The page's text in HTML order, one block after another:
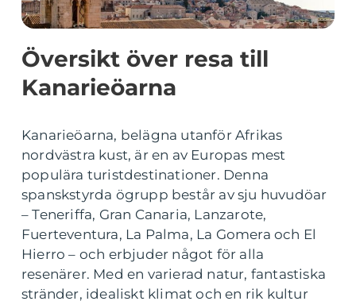
Översikt över resa till
Kanarieöarna
Kanarieöarna, belägna utanför Afrikas
nordvästra kust, är en av Europas mest
populära turistdestinationer. Denna
spanskstyrda ögrupp består av sju huvudöar
– Teneriffa, Gran Canaria, Lanzarote,
Fuerteventura, La Palma, La Gomera och El
Hierro – och erbjuder något för alla
resenärer. Med en varierad natur, fantastiska
stränder, idealiskt klimat och en rik kultur